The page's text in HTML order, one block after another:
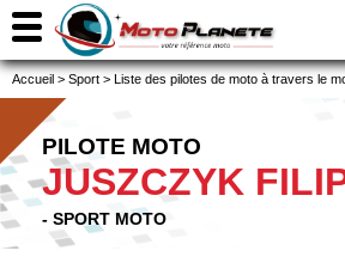
Accueil > Sport > Liste des pilotes de moto à travers le
PILOTE MOTO
JUSZCZYK
- SPORT MOTO